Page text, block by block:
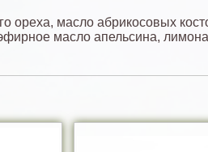
ореха, масло абрикосовых
масло апельсина,